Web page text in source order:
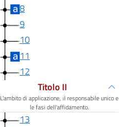
8
9
10
11
12
Titolo II
L'ambito di applicazione, il responsabile unico e
le fasi dell'affidamento.
13